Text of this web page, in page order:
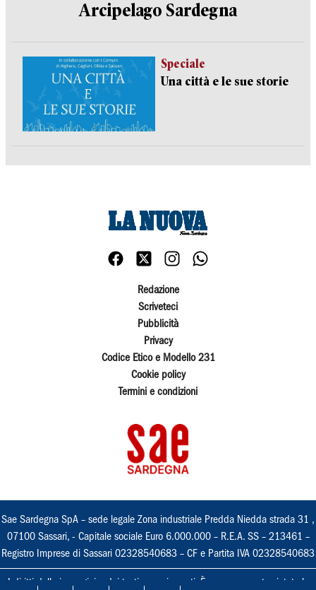
Arcipelago Sardegna
Speciale
Una città e le sue storie
Redazione
Scriveteci
Pubblicità
Privacy
Codice Etico e Modello 231
Cookie policy
Termini e condizioni
Sae Sardegna SpA – sede legale Zona industriale Predda Niedda strada 31 ,
07100 Sassari, - Capitale sociale Euro 6.000.000 – R.E.A. SS – 213461 –
Registro Imprese di Sassari 02328540683 – CF e Partita IVA 02328540683
I diritti delle immagini e dei testi sono riservati. È espressamente vietata la